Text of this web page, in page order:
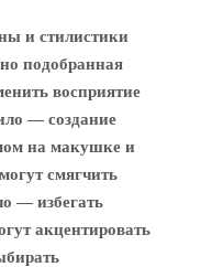
и стилистики
подобранная
восприятие
— создание
на макушке и
смягчить
— избегать
акцентировать